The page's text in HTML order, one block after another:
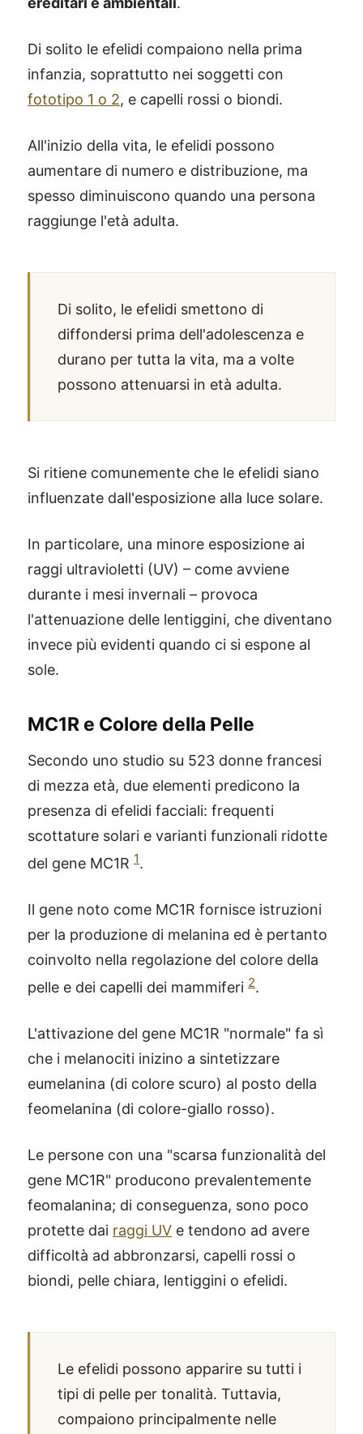
Di solito le efelidi compaiono nella prima
infanzia, soprattutto nei soggetti con
fototipo 1 o 2, e capelli rossi o biondi.
All'inizio della vita, le efelidi possono
aumentare di numero e distribuzione, ma
spesso diminuiscono quando una persona
raggiunge l'età adulta.
Di solito, le efelidi smettono di
diffondersi prima dell'adolescenza e
durano per tutta la vita, ma a volte
possono attenuarsi in età adulta.
Si ritiene comunemente che le efelidi siano
influenzate dall'esposizione alla luce solare.
In particolare, una minore esposizione ai
raggi ultravioletti (UV) – come avviene
durante i mesi invernali – provoca
l'attenuazione delle lentiggini, che diventano
invece più evidenti quando ci si espone al
sole.
MC1R e Colore della Pelle
Secondo uno studio su 523 donne francesi
di mezza età, due elementi predicono la
presenza di efelidi facciali: frequenti
scottature solari e varianti funzionali ridotte
del gene MC1R 1.
Il gene noto come MC1R fornisce istruzioni
per la produzione di melanina ed è pertanto
coinvolto nella regolazione del colore della
pelle e dei capelli dei mammiferi 2.
L'attivazione del gene MC1R "normale" fa sì
che i melanociti inizino a sintetizzare
eumelanina (di colore scuro) al posto della
feomelanina (di colore-giallo rosso).
Le persone con una "scarsa funzionalità del
gene MC1R" producono prevalentemente
feomalanina; di conseguenza, sono poco
protette dai raggi UV e tendono ad avere
difficoltà ad abbronzarsi, capelli rossi o
biondi, pelle chiara, lentiggini o efelidi.
Le efelidi possono apparire su tutti i
tipi di pelle per tonalità. Tuttavia,
compaiono principalmente nelle